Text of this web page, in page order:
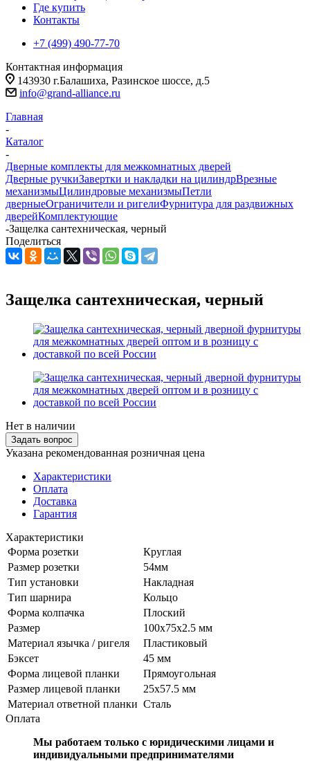
Где купить
Контакты
+7 (499) 490-77-70
Контактная информация
143930 г.Балашиха, Разинское шоссе, д.5
info@grand-alliance.ru
Главная
-
Каталог
-
Дверные комплекты для межкомнатных дверей
Дверные ручкиЗавертки и накладки на цилиндрВрезные
механизмыЦилиндровые механизмыПетли
дверныеОграничители и ригелиФурнитура для раздвижных
дверейКомплектующие
-Защелка сантехническая, черный
Поделиться
Защелка сантехническая, черный
Нет в наличии
Задать вопрос
Указана рекомендованная розничная цена
Характеристики
Оплата
Доставка
Гарантия
Характеристики
Форма розетки
Круглая
Размер розетки
54мм
Тип установки
Накладная
Тип шарнира
Кольцо
Форма колпачка
Плоский
Размер
100х75х2.5 мм
Материал язычка / ригеля
Пластиковый
Бэксет
45 мм
Форма лицевой планки
Прямоугольная
Размер лицевой планки
25x57.5 мм
Материал ответной планки Сталь
Оплата
Мы работаем только с юридическими лицами и
индивидуальными предпринимателями